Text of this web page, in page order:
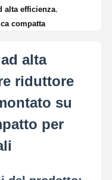
alta efficienza
compatta
alta
riduttore
su
per